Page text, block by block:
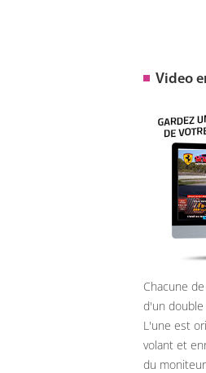
Video
Chacune
d'un
L'une est
volant et
du